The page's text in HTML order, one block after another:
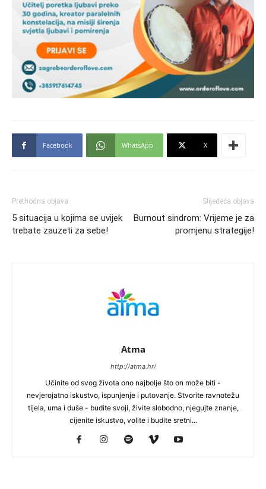
Facebook WhatsApp X
Prethodna objava
5 situacija u kojima se uvijek
trebate zauzeti za sebe!
Slijedeća objava
Burnout sindrom: Vrijeme je za
promjenu strategije!
Atma
http://atma.hr/
Učinite od svog života ono najbolje što on može biti -
nevjerojatno iskustvo, ispunjenje i putovanje. Stvorite ravnotežu
tijela, uma i duše - budite svoji, živite slobodno, njegujte znanje,
cijenite iskustvo, volite i budite sretni...